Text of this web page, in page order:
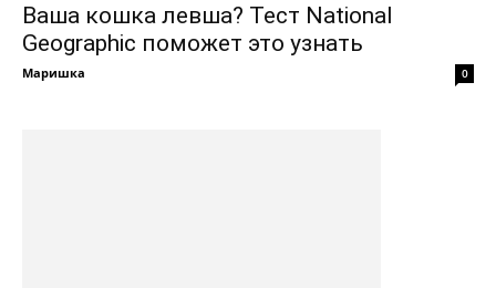
Ваша кошка левша? Тест National
Geographic поможет это узнать
Маришка 0